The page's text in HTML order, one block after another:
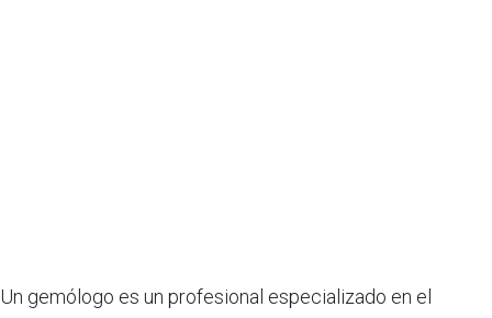
Un gemólogo es un profesional especializado en el